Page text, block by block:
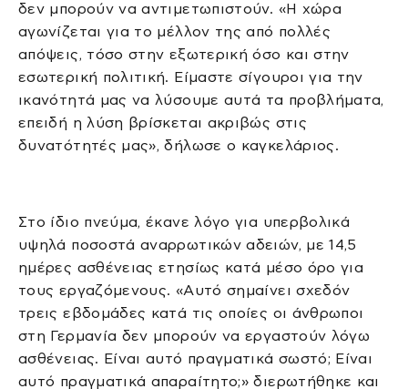
δεν μπορούν να αντιμετωπιστούν. «Η χώρα
αγωνίζεται για το μέλλον της από πολλές
απόψεις, τόσο στην εξωτερική όσο και στην
εσωτερική πολιτική. Είμαστε σίγουροι για την
ικανότητά μας να λύσουμε αυτά τα προβλήματα,
επειδή η λύση βρίσκεται ακριβώς στις
δυνατότητές μας», δήλωσε ο καγκελάριος.
Στο ίδιο πνεύμα, έκανε λόγο για υπερβολικά
υψηλά ποσοστά αναρρωτικών αδειών, με 14,5
ημέρες ασθένειας ετησίως κατά μέσο όρο για
τους εργαζόμενους. «Αυτό σημαίνει σχεδόν
τρεις εβδομάδες κατά τις οποίες οι άνθρωποι
στη Γερμανία δεν μπορούν να εργαστούν λόγω
ασθένειας. Είναι αυτό πραγματικά σωστό; Είναι
αυτό πραγματικά απαραίτητο;» διερωτήθηκε και